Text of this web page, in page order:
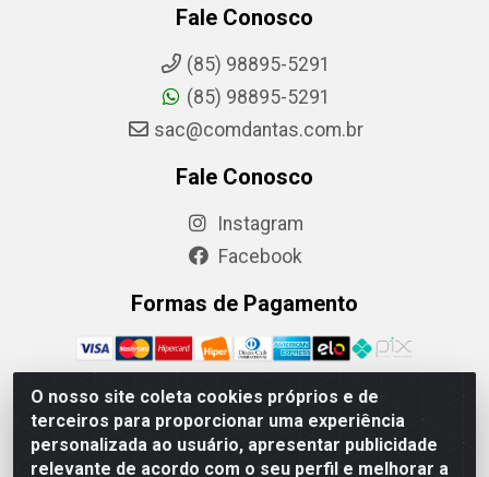
O nosso site coleta cookies próprios e de
terceiros para proporcionar uma experiência
personalizada ao usuário, apresentar publicidade
relevante de acordo com o seu perfil e melhorar a
Fale Conosco
(85) 98895-5291
(85) 98895-5291
sac@comdantas.com.br
Fale Conosco
Instagram
Facebook
Formas de Pagamento
Rafael & Dantas LTDA - Rua Floriano Peixoto, 137- Centro,
CEP: 60025-130 | CNPJ: 02.884.314/0001-20